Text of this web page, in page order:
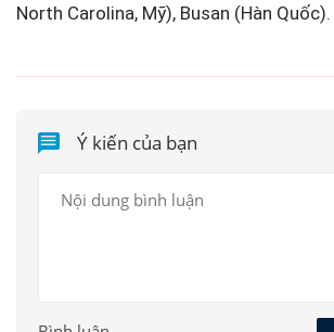
North Carolina, Mỹ), Busan (Hàn Quốc).
Ý kiến của bạn